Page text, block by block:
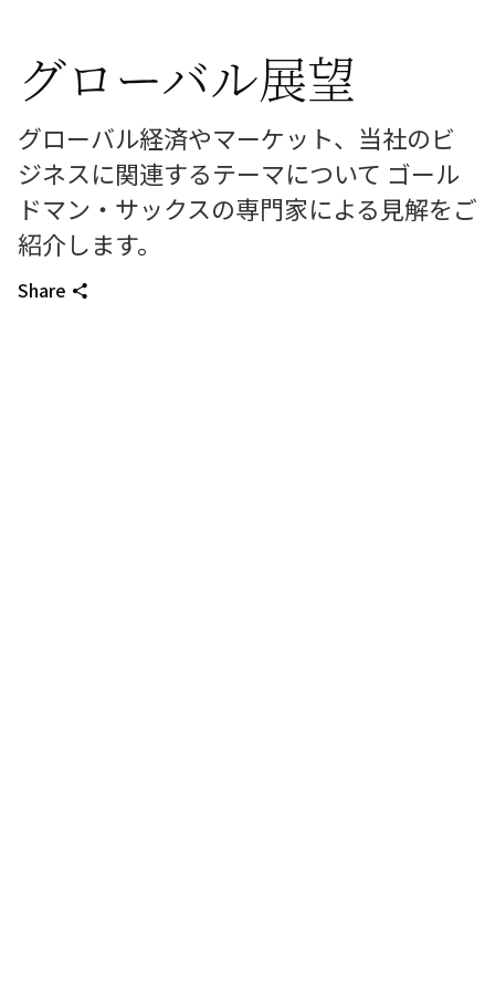
グローバル展望
グローバル経済やマーケット、当社のビ
ジネスに関連するテーマについて ゴール
ドマン・サックスの専門家による見解をご
紹介します。
Share